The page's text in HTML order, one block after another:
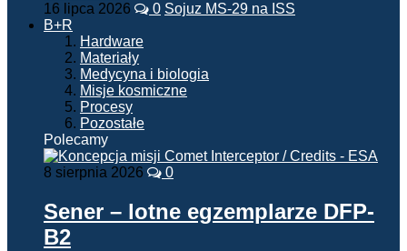
16 lipca 2026 0 Sojuz MS-29 na ISS
B+R
Hardware
Materiały
Medycyna i biologia
Misje kosmiczne
Procesy
Pozostałe
Polecamy
8 sierpnia 2026 0
Sener – lotne egzemplarze DFP-
B2